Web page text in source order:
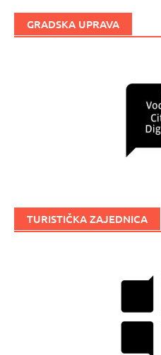
GRADSKA UPRAVA
TURISTIČKA ZAJEDNICA